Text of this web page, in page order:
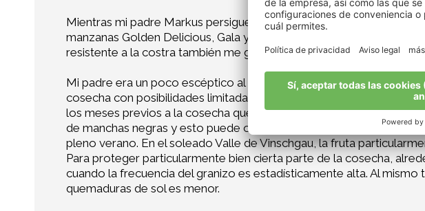
Mientras mi padre Markus persigue su pasión por las peras y
manzanas Golden Delicious, Gala y Bonita. De estos últimos he
resistente a la costra también me gustará mucho.
Mi padre era un poco escéptico al principio en cuanto a lo
cosecha con posibilidades limitadas que conlleva la protección de
los meses previos a la cosecha que no quieres que sucedan. Por
de manchas negras y esto puede ocurrir fácilmente si se utiliza
pleno verano. En el soleado Valle de Vinschgau, la fruta
Para proteger particularmente bien cierta parte de la cosecha,
cuando la frecuencia del granizo es estadísticamente alta. Al
quemaduras de sol es menor.